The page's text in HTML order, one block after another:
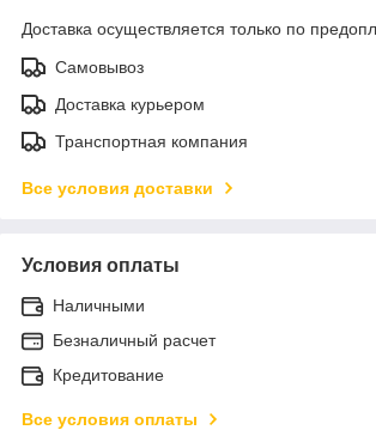
Доставка осуществляется только по
Самовывоз
Доставка курьером
Транспортная компания
Все условия доставки
Условия оплаты
Наличными
Безналичный расчет
Кредитование
Все условия оплаты